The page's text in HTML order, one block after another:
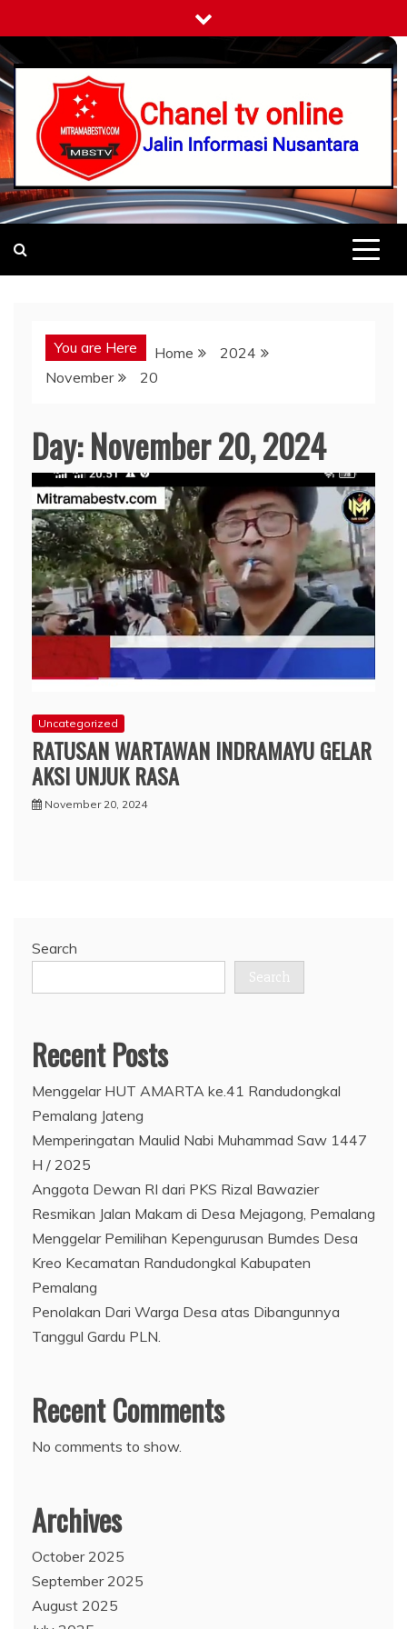
to
content
Mitramabestv
Jalin Informasi Nusantara
You are Here Home
2024
November
20
Day:November 20, 2024
Uncategorized
RATUSAN WARTAWAN INDRAMAYU GELAR
AKSI UNJUK RASA
November 20, 2024
Search
Search
Recent Posts
Menggelar HUT AMARTA ke.41 Randudongkal
Pemalang Jateng
Memperingatan Maulid Nabi Muhammad Saw 1447
H / 2025
Anggota Dewan RI dari PKS Rizal Bawazier
Resmikan Jalan Makam di Desa Mejagong, Pemalang
Menggelar Pemilihan Kepengurusan Bumdes Desa
Kreo Kecamatan Randudongkal Kabupaten
Pemalang
Penolakan Dari Warga Desa atas Dibangunnya
Tanggul Gardu PLN.
Recent Comments
No comments to show.
Archives
October 2025
September 2025
August 2025